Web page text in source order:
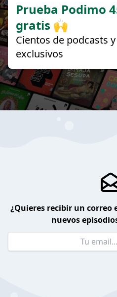
Prueba Podimo
gratis 🙌
Cientos de podcasts
exclusivos
¿Quieres recibir un correo
nuevos